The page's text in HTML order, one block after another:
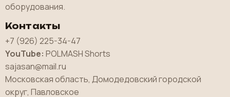
оборудования.
Контакты
+7 (926) 225-34-47
YouTube: POLMASH Shorts
sajasan@mail.ru
Московская область, Домодедовский городской
округ, Павловское